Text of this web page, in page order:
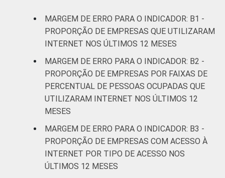
Comércio;
reparação de
automotores e
motocicletas
Transporte,
e correio
Alojamento e
alimentação
2,0
MARGEM DE ERRO PARA O INDICADOR: B1 -
PROPORÇÃO DE EMPRESAS QUE UTILIZARAM
INTERNET NOS ÚLTIMOS 12 MESES
MARGEM DE ERRO PARA O INDICADOR: B2 -
PROPORÇÃO DE EMPRESAS POR FAIXAS DE
PERCENTUAL DE PESSOAS OCUPADAS QUE
UTILIZARAM INTERNET NOS ÚLTIMOS 12
MESES
MARGEM DE ERRO PARA O INDICADOR: B3 -
PROPORÇÃO DE EMPRESAS COM ACESSO À
INTERNET POR TIPO DE ACESSO NOS
ÚLTIMOS 12 MESES